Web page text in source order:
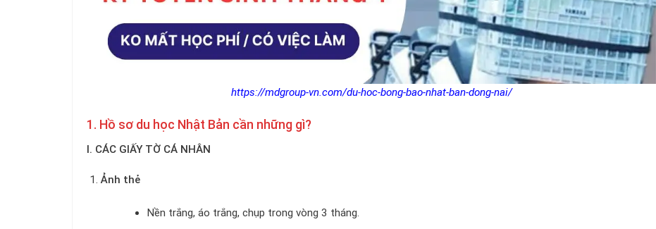
https://mdgroup-vn.com/du-hoc-bong-bao-nhat-ban-dong-nai/
1. Hồ sơ du học Nhật Bản cần những gì?
I. CÁC GIẤY TỜ CÁ NHÂN
Ảnh thẻ
Nền trắng, áo trắng, chụp trong vòng 3 tháng.